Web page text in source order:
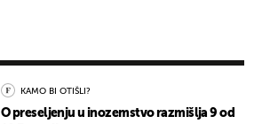
KAMO BI OTIŠLI?
O preseljenju u inozemstvo razmišlja 9 od